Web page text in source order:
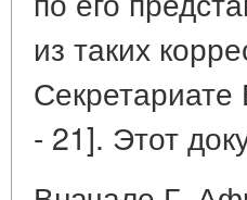
из таких
- 21]. Этот